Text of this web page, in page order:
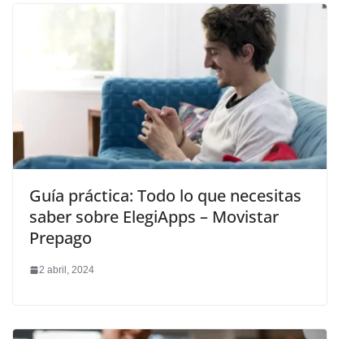
Guía práctica: Todo lo que necesitas
saber sobre ElegiApps – Movistar
Prepago
2 abril, 2024